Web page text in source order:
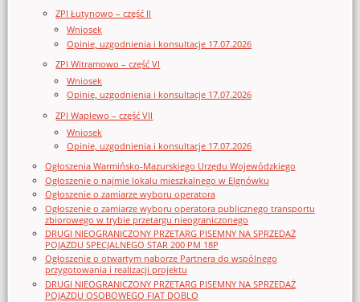
ZPI Łutynowo – część II
Wniosek
Opinie, uzgodnienia i konsultacje 17.07.2026
ZPI Witramowo – część VI
Wniosek
Opinie, uzgodnienia i konsultacje 17.07.2026
ZPI Waplewo – część VII
Wniosek
Opinie, uzgodnienia i konsultacje 17.07.2026
Ogłoszenia Warmińsko-Mazurskiego Urzędu Wojewódzkiego
Ogłoszenie o najmie lokalu mieszkalnego w Elgnówku
Ogłoszenie o zamiarze wyboru operatora
Ogłoszenie o zamiarze wyboru operatora publicznego transportu
zbiorowego w trybie przetargu nieograniczonego
DRUGI NIEOGRANICZONY PRZETARG PISEMNY NA SPRZEDAŻ
POJAZDU SPECJALNEGO STAR 200 PM 18P
Ogłoszenie o otwartym naborze Partnera do wspólnego
przygotowania i realizacji projektu
DRUGI NIEOGRANICZONY PRZETARG PISEMNY NA SPRZEDAŻ
POJAZDU OSOBOWEGO FIAT DOBLO